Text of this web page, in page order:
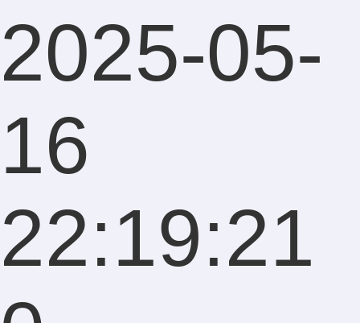
2025-05-
16
22:19:21